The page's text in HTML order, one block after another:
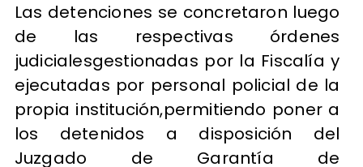
Las detenciones se concretaron luego
de las respectivas órdenes
judicialesgestionadas por la Fiscalía y
ejecutadas por personal policial de la
propia institución,permitiendo poner a
los detenidos a disposición del
Juzgado de Garantía de